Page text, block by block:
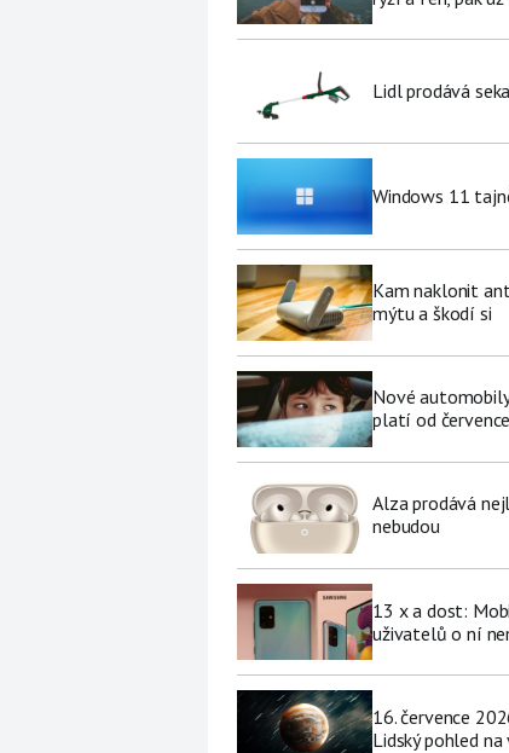
Lidl prodává
Windows 11
Kam naklonit
mýtu a škodí si
Nové
platí od
Alza prodává
nebudou
13 x a dost:
uživatelů o ní
16. července
Lidský pohled